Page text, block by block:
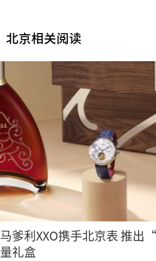
北京相关阅读
马爹利XXO携手北京表 推
量礼盒